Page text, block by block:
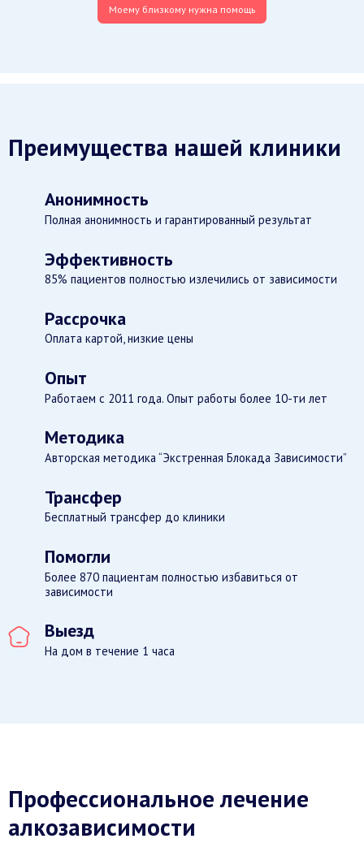
Моему близкому нужна помощь
Преимущества нашей клиники
Анонимность
Полная анонимность и гарантированный результат
Эффективность
85% пациентов полностью излечились от зависимости
Рассрочка
Оплата картой, низкие цены
Опыт
Работаем с 2011 года. Опыт работы более 10-ти лет
Методика
Авторская методика “Экстренная Блокада Зависимости”
Трансфер
Бесплатный трансфер до клиники
Помогли
Более 870 пациентам полностью избавиться от
зависимости
Выезд
На дом в течение 1 часа
Профессиональное лечение
алкозависимости